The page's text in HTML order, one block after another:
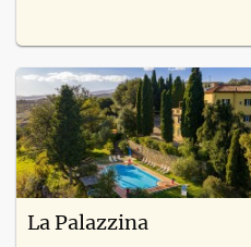
Heizung, Nationales Fernsehen,
Backofen, Spülmaschine,
Waschmaschine, Kamin, Herd,
Internetverbindung
La Palazzina